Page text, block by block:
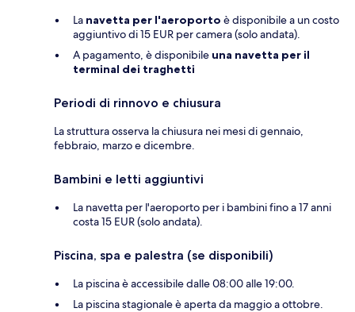
La navetta per l'aeroporto è disponibile a un costo
aggiuntivo di 15 EUR per camera (solo andata).
A pagamento, è disponibile una navetta per il
terminal dei traghetti
Periodi di rinnovo e chiusura
La struttura osserva la chiusura nei mesi di gennaio,
febbraio, marzo e dicembre.
Bambini e letti aggiuntivi
La navetta per l'aeroporto per i bambini fino a 17 anni
costa 15 EUR (solo andata).
Piscina, spa e palestra (se disponibili)
La piscina è accessibile dalle 08:00 alle 19:00.
La piscina stagionale è aperta da maggio a ottobre.